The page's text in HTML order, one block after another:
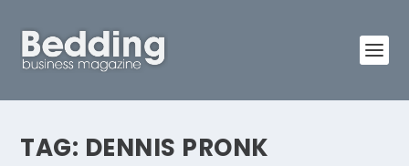
TAG: DENNIS PRONK